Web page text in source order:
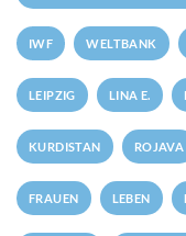
IWF WELTBANK
LEIPZIG LINA E.
KURDISTAN ROJAVA
FRAUEN LEBEN